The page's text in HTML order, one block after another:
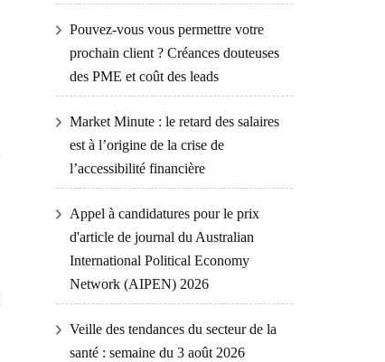
Pouvez-vous vous permettre votre
prochain client ? Créances douteuses
des PME et coût des leads
Market Minute : le retard des salaires
est à l’origine de la crise de
l’accessibilité financière
Appel à candidatures pour le prix
d'article de journal du Australian
International Political Economy
Network (AIPEN) 2026
Veille des tendances du secteur de la
santé : semaine du 3 août 2026